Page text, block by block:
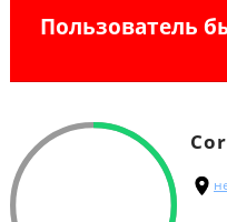
Пользователь